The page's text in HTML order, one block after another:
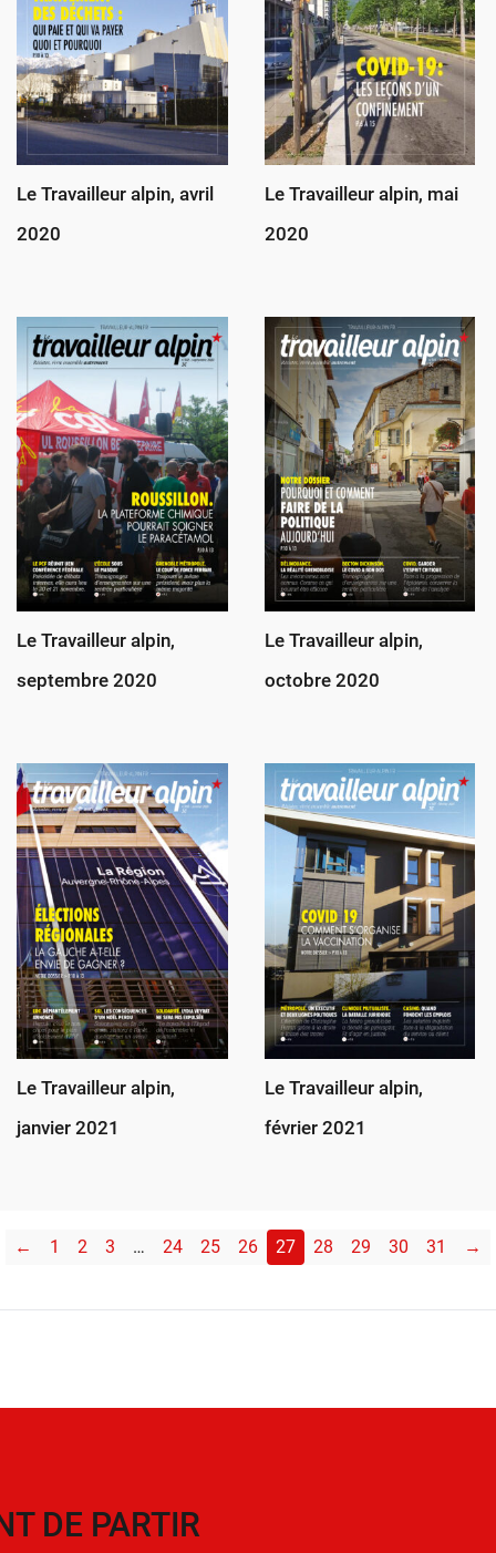
Le Travailleur alpin, avril
2020
Le Travailleur alpin, mai
2020
Le Travailleur alpin,
septembre 2020
Le Travailleur alpin,
octobre 2020
Le Travailleur alpin,
janvier 2021
Le Travailleur alpin,
février 2021
← 1 2 3 … 24 25 26 27 28 29 30 31 →
DE PARTIR